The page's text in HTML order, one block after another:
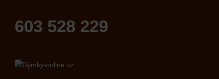
603 528 229